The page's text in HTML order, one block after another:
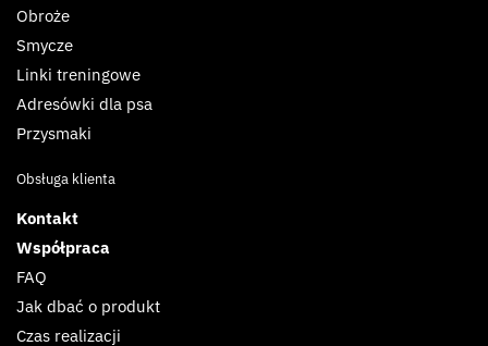
Obroże
Smycze
Linki treningowe
Adresówki dla psa
Przysmaki
Obsługa klienta
Kontakt
Współpraca
FAQ
Jak dbać o produkt
Czas realizacji